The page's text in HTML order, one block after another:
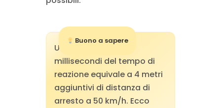
Buono a sapere
Un aumento di 300
millisecondi del tempo di
reazione equivale a 4 metri
aggiuntivi di distanza di
arresto a 50 km/h. Ecco